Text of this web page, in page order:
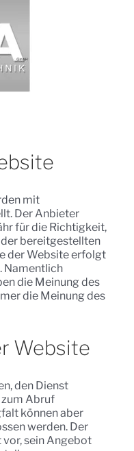
mit
Der Anbieter
für die Richtigkeit,
bereitgestellten
der Website erfolgt
Namentlich
die Meinung des
die Meinung des
Website
den Dienst
Abruf
können aber
werden. Der
sein Angebot